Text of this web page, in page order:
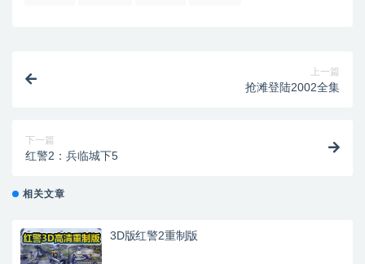
上一篇
抢滩登陆2002全集
下一篇
红警2：兵临城下5
相关文章
3D版红警2重制版